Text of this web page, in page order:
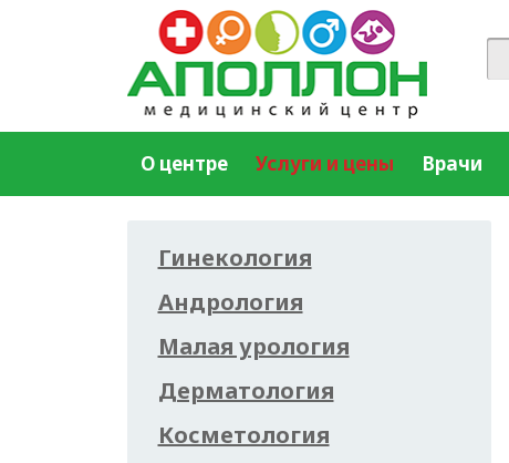
О центре Услуги и цены Врачи
Гинекология
Андрология
Малая урология
Дерматология
Косметология